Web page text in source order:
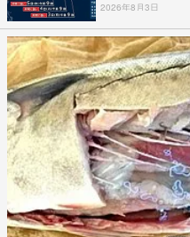
2026年8月3日